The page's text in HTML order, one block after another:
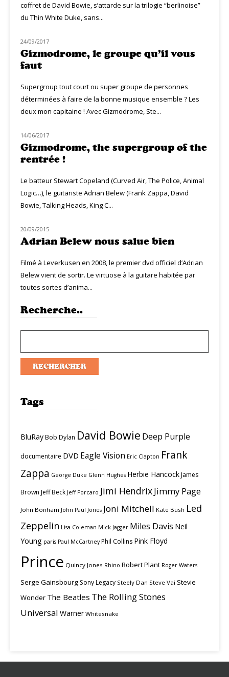
coffret de David Bowie, s’attarde sur la trilogie “berlinoise”
du Thin White Duke, sans...
NOUVEAUTÉS
24/09/2017
Gizmodrome, le groupe qu’il vous
faut
Supergroup tout court ou super groupe de personnes
déterminées à faire de la bonne musique ensemble ? Les
deux mon capitaine ! Avec Gizmodrome, Ste...
MUZIQ NEWS
14/06/2017
Gizmodrome, the supergroup of the
rentrée !
Le batteur Stewart Copeland (Curved Air, The Police, Animal
Logic…), le guitariste Adrian Belew (Frank Zappa, David
Bowie, Talking Heads, King C...
NOUVEAUTÉS
20/09/2015
Adrian Belew nous salue bien
Filmé à Leverkusen en 2008, le premier dvd officiel d’Adrian
Belew vient de sortir. Le virtuose à la guitare habitée par
toutes sortes d’anima...
Recherche..
Tags
BluRayBob Dylan David Bowie Deep Purple
documentaire DVD Eagle Vision Eric Clapton Frank
Zappa George Duke Glenn Hughes Herbie HancockJames
Brown Jeff Beck Jeff Porcaro Jimi HendrixJimmy Page
John Bonham John Paul Jones Joni Mitchell Kate Bush Led
Zeppelin Lisa Coleman Mick Jagger Miles Davis Neil
Young paris Paul McCartney Phil Collins Pink Floyd
Prince Quincy Jones Rhino Robert Plant Roger Waters
Serge Gainsbourg Sony Legacy Steely Dan Steve Vai Stevie
Wonder The Beatles The Rolling Stones
Universal Warner Whitesnake